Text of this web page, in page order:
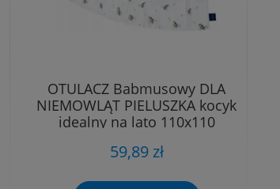
OTULACZ Babmusowy DLA
NIEMOWLĄT PIELUSZKA kocyk
idealny na lato 110x110
59,89 zł